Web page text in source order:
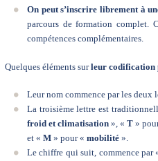
On peut s’inscrire librement à
parcours de formation complet.
compétences complémentaires.
Quelques éléments surleur codification
Leur nom commence par les deux
La troisième lettre est
froid et climatisation », «T »
et « M » pour « mobilité ».
Le chiffre qui suit, commence